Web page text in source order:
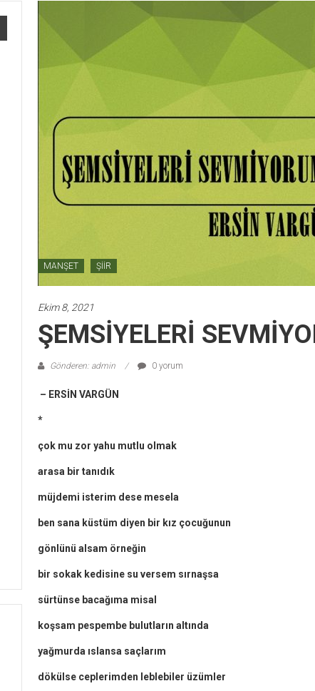
MANŞET ŞİİR
Ekim 8, 2021
ŞEMSİYELERİ
Gönderen: admin 0 yorum
– ERSİN VARGÜN
*
çok mu zor yahu mutlu olmak
arasa bir tanıdık
müjdemi isterim dese mesela
ben sana küstüm diyen bir kız çocuğunun
gönlünü alsam örneğin
bir sokak kedisine su versem sırnaşsa
sürtünse bacağıma misal
koşsam pespembe bulutların altında
yağmurda ıslansa saçlarım
dökülse ceplerimden leblebiler üzümler